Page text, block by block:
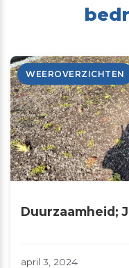
WEEROVERZICHTEN
Duurzaamheid;
april 3, 2024